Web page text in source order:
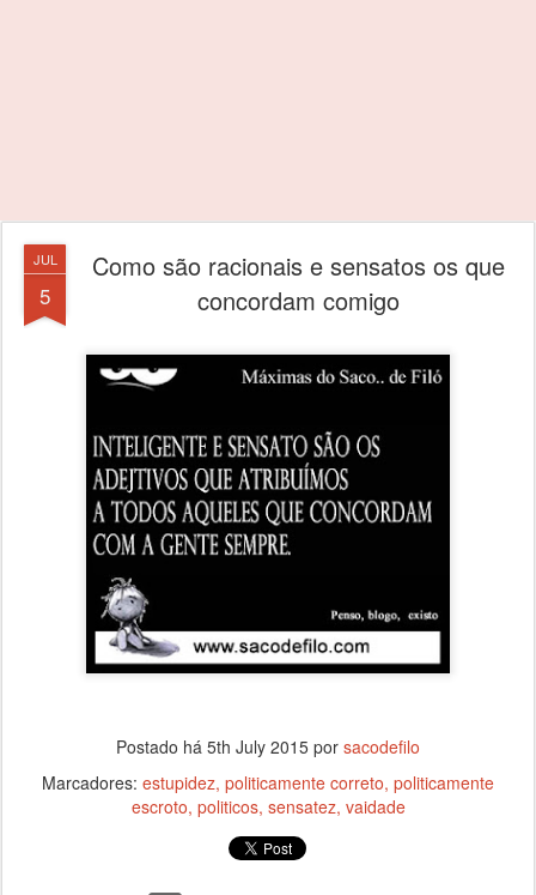
JUL
5
Como são racionais e sensatos os que
concordam comigo
Postado há 5th July 2015 por sacodefilo
Marcadores: estupidez politicamente correto politicamente
escroto politicos sensatez vaidade